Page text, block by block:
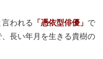
われる 「憑依型俳優」 で
長い年月を生きる貴樹の